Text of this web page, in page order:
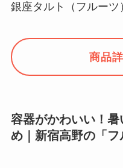
銀座タルト（フルーツ
商品
容器がかわいい！
め｜新宿高野の「フ